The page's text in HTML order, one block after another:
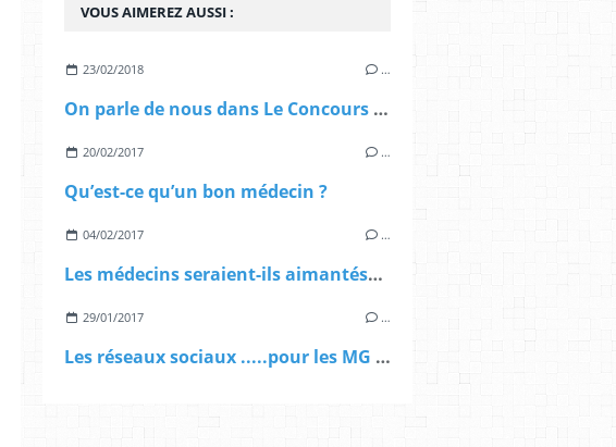
VOUS AIMEREZ AUSSI :
23/02/2018 …
On parle de nous dans Le Concours Médical !!
20/02/2017 …
Qu’est-ce qu’un bon médecin ?
04/02/2017 …
Les médecins seraient-ils aimantés? ......
29/01/2017 …
Les réseaux sociaux .....pour les MG ..... pourquoi cette réticence